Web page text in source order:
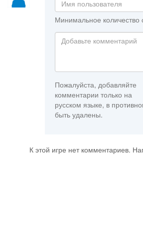
Минимальное количество
Пожалуйста, добавляйте
комментарии только на
русском языке, в
быть удалены.
К этой игре нет комментариев.